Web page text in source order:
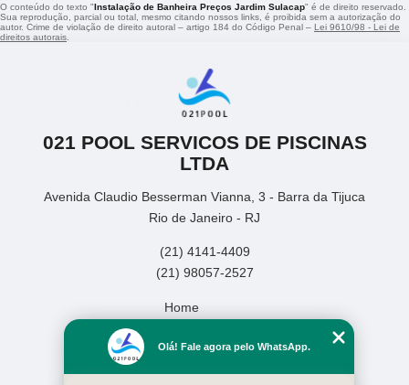
O conteúdo do texto "Instalação de Banheira Preços Jardim Sulacap" é de direito reservado.
Sua reprodução, parcial ou total, mesmo citando nossos links, é proibida sem a autorização do
autor. Crime de violação de direito autoral – artigo 184 do Código Penal – Lei 9610/98 - Lei de
direitos autorais
021 POOL SERVICOS DE PISCINAS
LTDA
Avenida Claudio Besserman Vianna, 3 - Barra da Tijuca
Rio de Janeiro - RJ
(21) 4141-4409
(21) 98057-2527
Home
Missão
Olá! Fale agora pelo WhatsApp.